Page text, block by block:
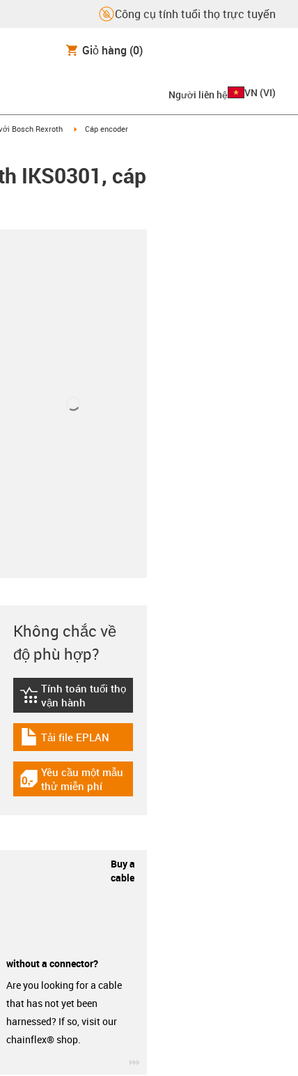
Công cụ tính tuổi thọ trực tuyến
Giỏ hàng (0)
Người liên hệ VN (VI)
right
Bosch Rexroth igus-icon-arrow-right
Cáp encoder
IKS0301, cáp
Không chắc về
độ phù hợp?
igus-icon-lebensdauerrechner
Tính toán tuổi thọ
vận hành
igus-icon-download-plan
Tải file EPLAN
igus-icon-gratismuster
Yêu cầu một mẫu
thử miễn phí
Buy a
cable
without a connector?
Are you looking for a cable
that has not yet been
harnessed? If so, visit our
chainflex® shop.